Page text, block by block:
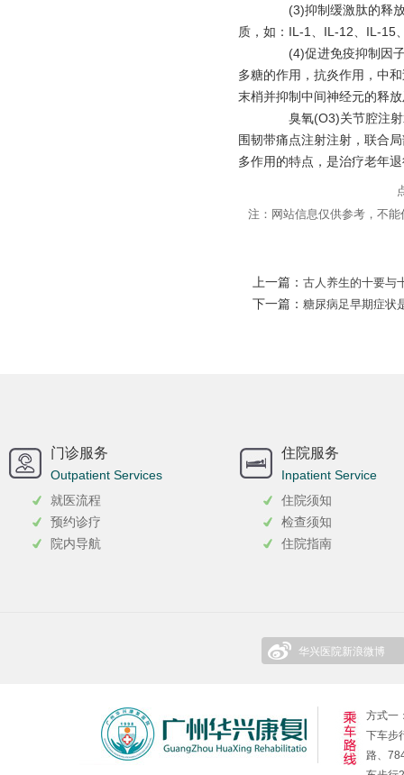
(3)抑制缓激肽的释放
质，如：IL-1、IL-12、IL-15
(4)促进免疫抑制因子
多糖的作用，抗炎作用，中
末梢并抑制中间神经元的释
臭氧(O3)关节腔注射
围韧带痛点注射注射，联合
多作用的特点，是治疗老年
注：网站信息仅供参考，不
上一篇： 古人养生的十要与
下一篇： 糖尿病足早期症状
门诊服务
Outpatient Services
就医流程
预约诊疗
院内导航
住院服务
Inpatient Service
住院须知
检查须知
住院指南
华兴医院新浪微博
方式一
下车步
路、